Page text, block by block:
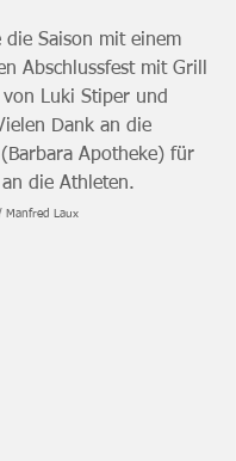
die Saison mit einem
Abschlussfest mit Grill
Luki Stiper und
Dank an die
Apotheke) für
die Athleten.
Manfred Laux